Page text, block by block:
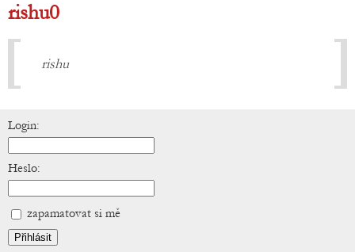
rishu0
rishu
Login:
Heslo:
zapamatovat si mě